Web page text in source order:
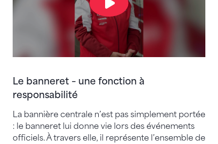
Le banneret – une fonction à
responsabilité
La bannière centrale n’est pas simplement portée
: le banneret lui donne vie lors des événements
officiels. À travers elle, il représente l’ensemble de